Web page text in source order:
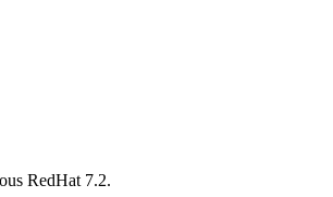
RedHat 7.2.